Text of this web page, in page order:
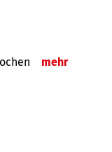
mehr